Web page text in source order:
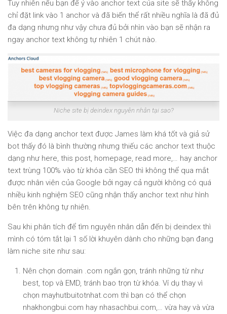
Tuy nhiên nếu bạn để ý vào anchor text của site sẽ thấy không
chỉ đặt link vào 1 anchor và đã biến thể rất nhiều nghĩa là đã đủ
đa dạng nhưng như vậy chưa đủ bởi nhìn vào bạn sẽ nhận ra
ngay anchor text không tự nhiên 1 chút nào.
Niche site bị deindex nguyên nhân tại sao?
Việc đa dạng anchor text được James làm khá tốt và giả sử
bot thấy đó là bình thường nhưng thiếu các anchor text thuộc
dạng như here, this post, homepage, read more,… hay anchor
text trùng 100% vào từ khóa cần SEO thì không thể qua mắt
được nhân viên của Google bởi ngay cả người không có quá
nhiều kinh nghiệm SEO cũng nhận thấy anchor text như hình
bên trên không tự nhiên.
Sau khi phân tích để tìm nguyên nhân dẫn đến bị deindex thì
mình có tóm tắt lại 1 số lời khuyên dành cho những bạn đang
làm niche site như sau:
Nên chọn domain .com ngắn gọn, tránh những từ như
best, top và EMD, tránh bao trọn từ khóa. Ví dụ thay vì
chọn mayhutbuitotnhat.com thì bạn có thể chọn
nhakhongbui.com hay nhasachbui.com,… vừa hay và vừa